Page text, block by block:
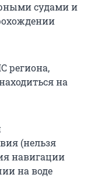
судами и
региона,
на
(нельзя
навигации
на воде